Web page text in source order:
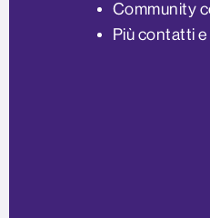
Community
Più contatti